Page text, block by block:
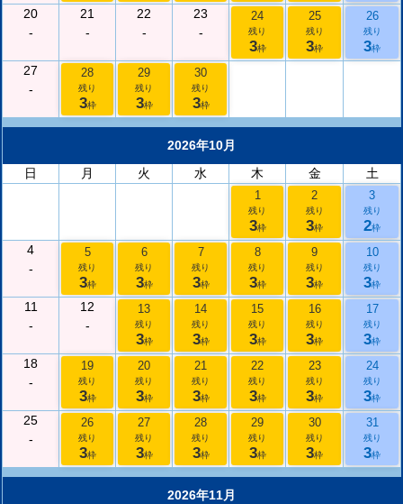
20
-
21
-
22
-
23
-
24
残り
3枠
25
残り
3枠
26
残り
3枠
27
-
28
残り
3枠
29
残り
3枠
30
残り
3枠
2026年10月
日
月 火 水 木 金 土
1
残り
3枠
2
残り
3枠
3
残り
2枠
4
-
5
残り
3枠
6
残り
3枠
7
残り
3枠
8
残り
3枠
9
残り
3枠
10
残り
3枠
11
-
12
-
13
残り
3枠
14
残り
3枠
15
残り
3枠
16
残り
3枠
17
残り
3枠
18
-
19
残り
3枠
20
残り
3枠
21
残り
3枠
22
残り
3枠
23
残り
3枠
24
残り
3枠
25
-
26
残り
3枠
27
残り
3枠
28
残り
3枠
29
残り
3枠
30
残り
3枠
31
残り
3枠
2026年11月